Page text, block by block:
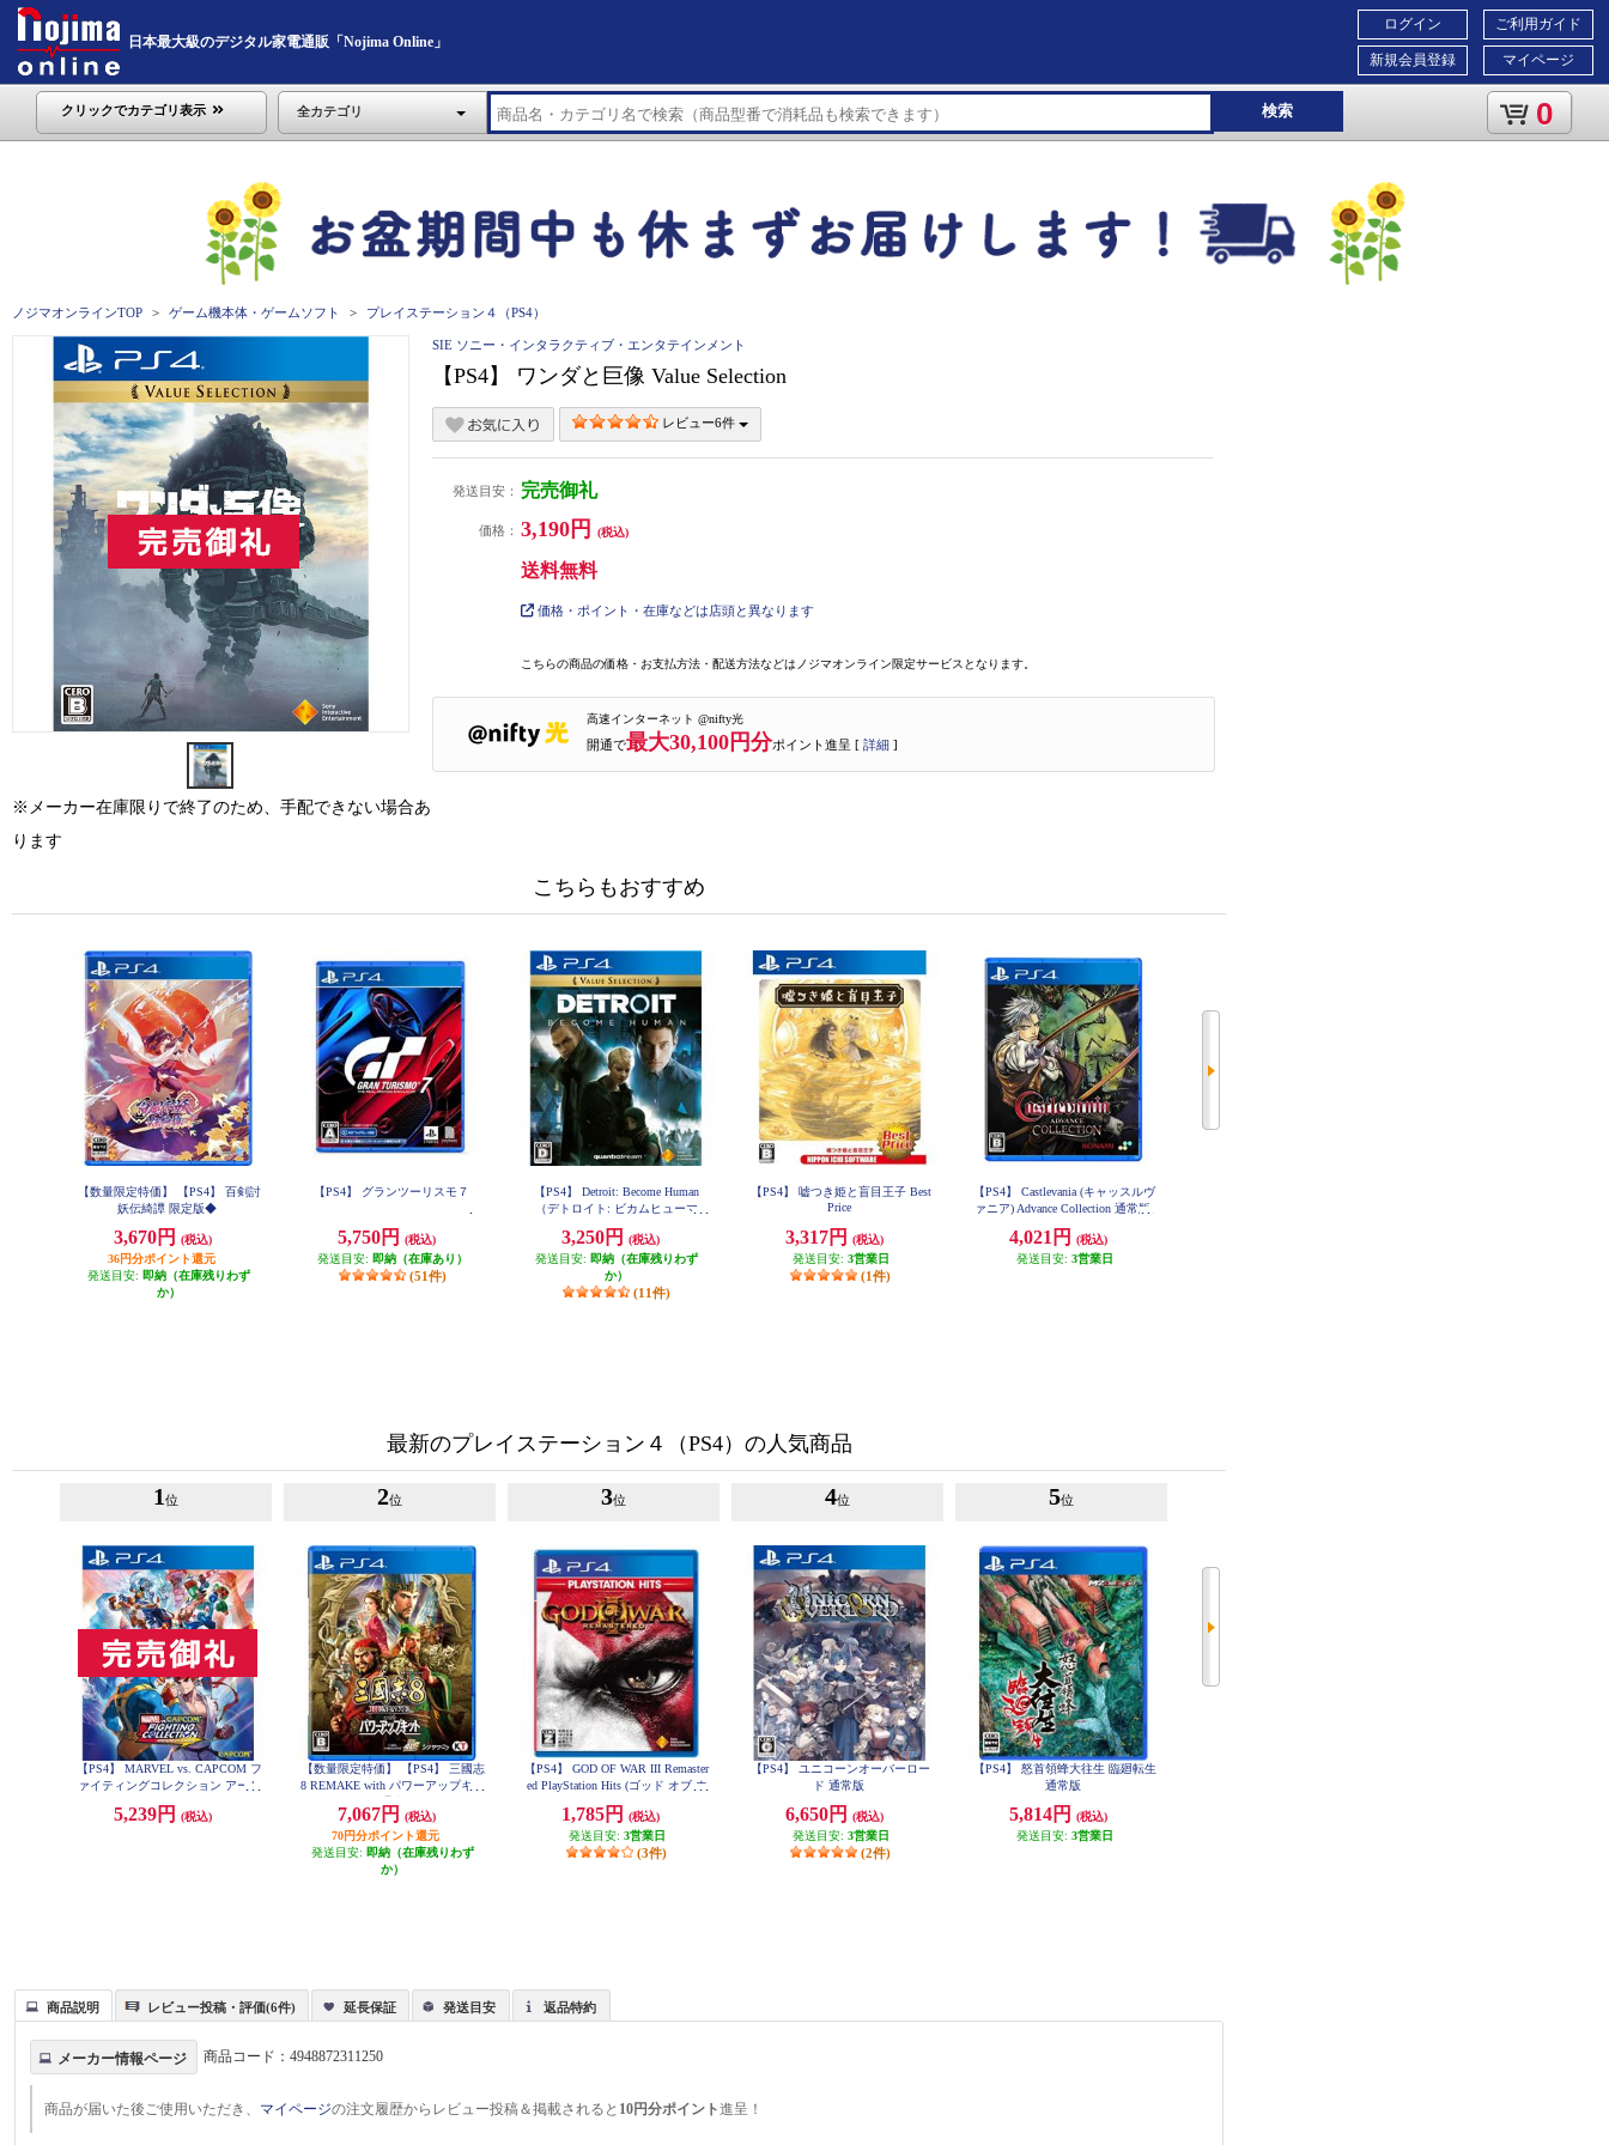
日本最大級のデジタル家電通販「Nojima Online」
ご利用ガイド
マイページ
ログイン
新規会員登録
クリックでカテゴリ表示 全カテゴリ 検索 0
ノジマオンラインTOP ゲーム機本体・ゲームソフト プレイステーション４（PS4）
※メーカー在庫限りで終了のため、手配できない場合あ
ります
SIE ソニー・インタラクティブ・エンタテインメント
【PS4】 ワンダと巨像 Value Selection
レビュー6件
発送目安： 完売御礼
価格： 3,190円 (税込)
送料無料
価格・ポイント・在庫などは店頭と異なります
こちらの商品の価格・お支払方法・配送方法などはノジマオンライン限定サービスとなります。
高速インターネット @nifty光
開通で最大30,100円分ポイント進呈 [ 詳細 ]
こちらもおすすめ
【数量限定特価】 【PS4】 百剣討
妖伝綺譚 限定版◆
3,670円
(税込)
36円分ポイント還元
発送目安: 即納（在庫残りわず
か）
【PS4】 グランツーリスモ７
5,750円
(税込)
発送目安: 即納（在庫あり）
(51件)
【PS4】 Detroit: Become Human
（デトロイト: ビカムヒューマ
3,250円
(税込)
発送目安: 即納（在庫残りわず
か）
(11件)
【PS4】 嘘つき姫と盲目王子 Best
Price
3,317円
(税込)
発送目安: 3営業日
(1件)
【PS4】 Castlevania (キャッスルヴ
ァニア) Advance Collection 通常版
4,021円
(税込)
発送目安: 3営業日
最新のプレイステーション４（PS4）の人気商品
1 位
【PS4】 MARVEL vs. CAPCOM フ
ァイティングコレクション アーケ
5,239円 (税込)
2位
【数量限定特価】 【PS4】 三國志
8 REMAKE with パワーアップキッ
7,067円
(税込)
70円分ポイント還元
発送目安: 即納（在庫残りわず
か）
3位
【PS4】 GOD OF WAR III Remaster
ed PlayStation Hits (ゴッド オブ ウ
1,785円
(税込)
発送目安: 3営業日
(3件)
4位
【PS4】 ユニコーンオーバーロー
ド 通常版
6,650円
(税込)
発送目安: 3営業日
(2件)
5位
【PS4】 怒首領蜂大往生 臨廻転生
通常版
5,814円
(税込)
発送目安: 3営業日
商品説明 レビュー投稿・評価(6件) 延長保証 発送目安 返品特約
メーカー情報ページ 商品コード：4948872311250
商品が届いた後ご使用いただき、 マイページの注文履歴からレビュー投稿＆掲載されると 10円分ポイント進呈！